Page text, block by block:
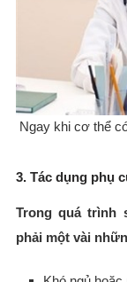
Ngay khi cơ thể
3. Tác dụng phụ
Trong quá trình
phải một vài